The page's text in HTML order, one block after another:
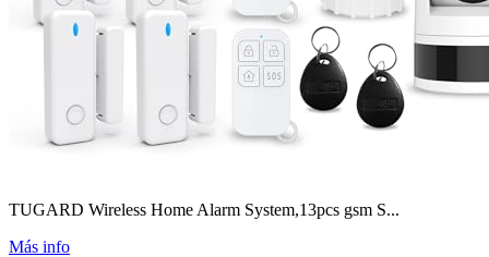
TUGARD Wireless Home Alarm System,13pcs gsm S...
Más info